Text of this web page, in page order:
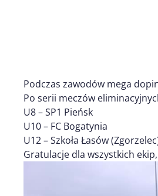
Podczas zawodów mega
Po serii meczów
U8 – SP1 Pieńsk
U10 – FC Bogatynia
U12 – Szkoła Łasów
Gratulacje dla wszystkich